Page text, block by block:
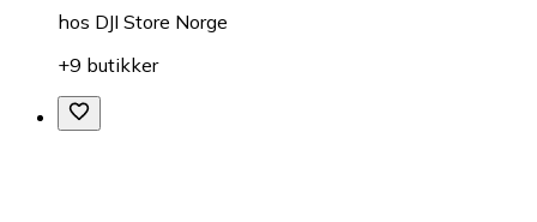
hos DJI Store Norge
+9 butikker